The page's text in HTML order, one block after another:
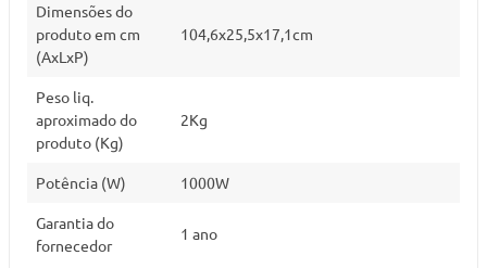
Dimensões do
produto em cm
(AxLxP)
104,6x25,5x17,1cm
Peso liq.
aproximado do
produto (Kg)
2Kg
Potência (W) 1000W
Garantia do
fornecedor
1 ano